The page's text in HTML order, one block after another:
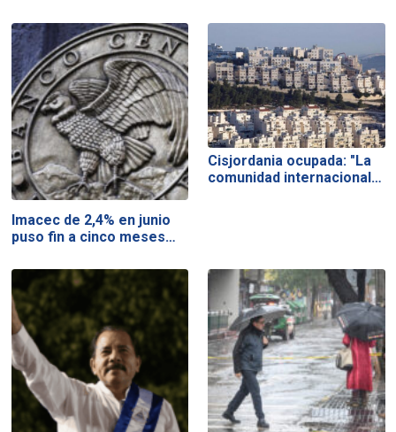
Imacec de 2,4% en junio
puso fin a cinco meses…
Cisjordania ocupada: "La
comunidad internacional…